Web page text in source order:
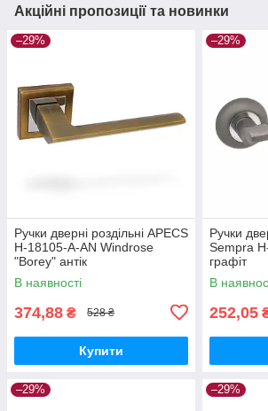
Акційні пропозиції та новинки
–29%
Ручки дверні роздільні APECS
H-18105-A-AN Windrose
"Borey" антік
В наявності
374,88 ₴ 528 ₴
Купити
–29%
Ручки
Sempra
графіт
В
252,05
–29% –29%